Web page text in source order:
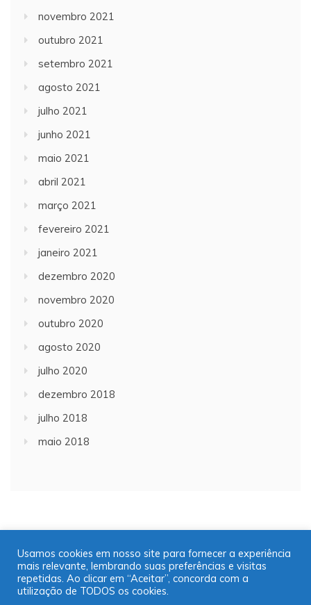
novembro 2021
outubro 2021
setembro 2021
agosto 2021
julho 2021
junho 2021
maio 2021
abril 2021
março 2021
fevereiro 2021
janeiro 2021
dezembro 2020
novembro 2020
outubro 2020
agosto 2020
julho 2020
dezembro 2018
julho 2018
maio 2018
Copyright © 2001/2021 | JT Jornal A Trombeta | 16
99725-9952
Usamos cookies em nosso site para fornecer a experiência
mais relevante, lembrando suas preferências e visitas
repetidas. Ao clicar em “Aceitar”, concorda com a
utilização de TODOS os cookies.